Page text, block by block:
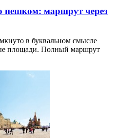
пешком: маршрут через
в буквальном смысле
площади. Полный маршрут